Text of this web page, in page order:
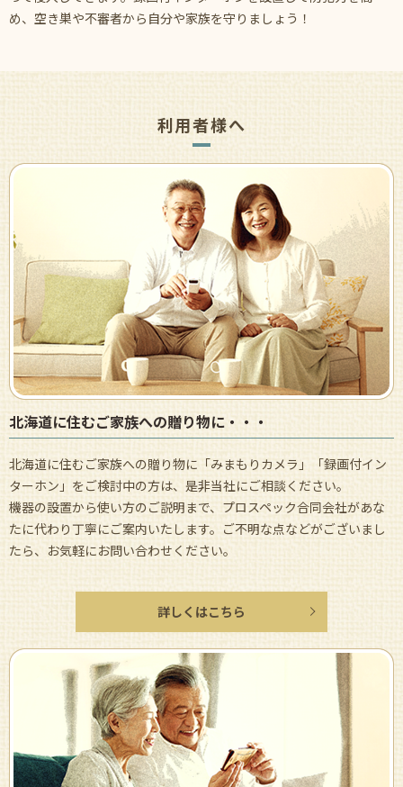
め、空き巣や不審者から自分や家族を守りましょう！
利用者様へ
北海道に住むご家族への贈り物に・・・
北海道に住むご家族への贈り物に「みまもりカメラ」「録画付イン
ターホン」をご検討中の方は、是非当社にご相談ください。
機器の設置から使い方のご説明まで、プロスペック合同会社があな
たに代わり丁寧にご案内いたします。ご不明な点などがございまし
たら、お気軽にお問い合わせください。
詳しくはこちら